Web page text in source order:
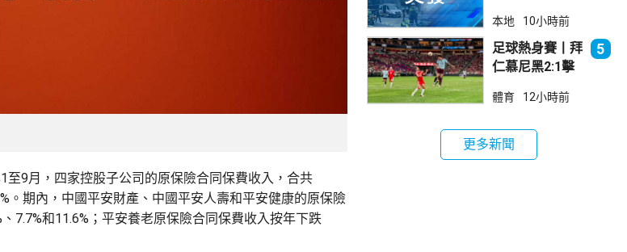
至9月，四家控股子公司的原保險合同保費收入，合共
。期內，中國平安財產、中國平安人壽和平安健康的原保險
7.7%和11.6%；平安養老原保險合同保費收入按年下跌
本地 10小時前
足球熱身賽丨拜
仁慕尼黑2:1擊
5
體育 12小時前
更多新聞